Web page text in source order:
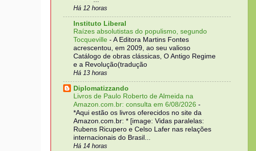
Há 12 horas
Instituto Liberal
Raízes absolutistas do populismo, segundo
Tocqueville - A Editora Martins Fontes
acrescentou, em 2009, ao seu valioso
Catálogo de obras clássicas, O Antigo Regime
e a Revolução(tradução
Há 13 horas
Diplomatizzando
Livros de Paulo Roberto de Almeida na
Amazon.com.br: consulta em 6/08/2026 -
*Aqui estão os livros oferecidos no site da
Amazon.com.br: * [image: Vidas paralelas:
Rubens Ricupero e Celso Lafer nas relações
internacionais do Brasil...
Há 14 horas